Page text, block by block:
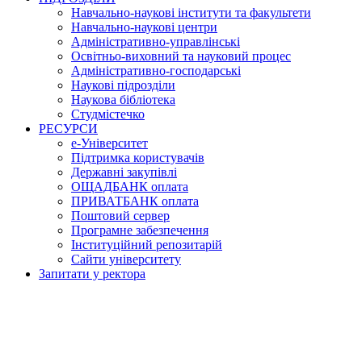
Навчально-наукові інститути та факультети
Навчально-наукові центри
Адміністративно-управлінські
Освітньо-виховний та науковий процес
Адміністративно-господарські
Наукові підрозділи
Наукова бібліотека
Студмістечко
РЕСУРСИ
е-Університет
Підтримка користувачів
Державні закупівлі
ОЩАДБАНК оплата
ПРИВАТБАНК оплата
Поштовий сервер
Програмне забезпечення
Інституційний репозитарій
Сайти університету
Запитати у ректора